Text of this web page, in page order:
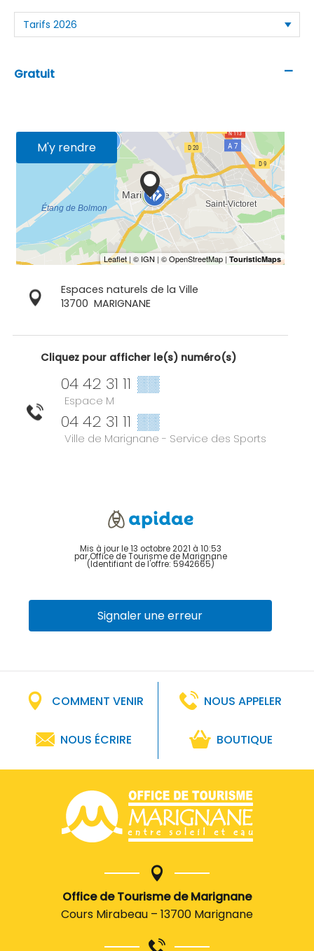
Gratuit —
M'y rendre
Espaces naturels de la Ville
13700 MARIGNANE
Cliquez pour afficher le(s) numéro(s)
04 42 31 11 ▒▒
Espace M
04 42 31 11 ▒▒
Ville de Marignane - Service des Sports
Mis à jour le 13 octobre 2021 à 10:53
par Office de Tourisme de Marignane
(Identifiant de l'offre: 5942665)
Signaler une erreur
COMMENT VENIR NOUS APPELER
NOUS ÉCRIRE BOUTIQUE
Office de Tourisme de Marignane
Cours Mirabeau – 13700 Marignane